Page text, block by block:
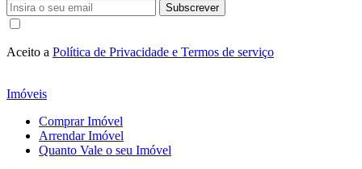
Subscrever
Aceito a Política de Privacidade e Termos de serviço
Imóveis
Comprar Imóvel
Arrendar Imóvel
Quanto Vale o seu Imóvel